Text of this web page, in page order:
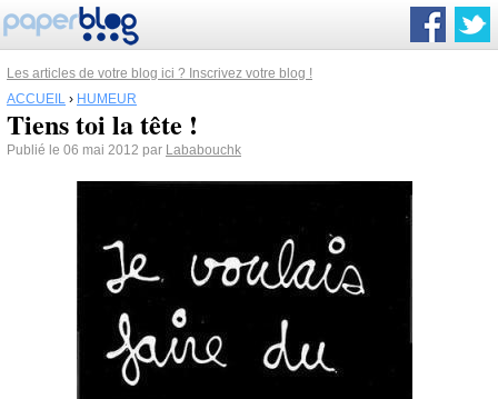
Les articles de votre blog ici ? Inscrivez votre blog !
ACCUEIL › HUMEUR
Tiens toi la tête !
Publié le 06 mai 2012 par Lababouchk